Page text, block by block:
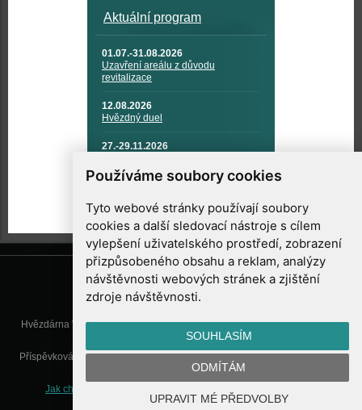
Používáme soubory cookies
Tyto webové stránky používají soubory
cookies a další sledovací nástroje s cílem
vylepšení uživatelského prostředí, zobrazení
přizpůsobeného obsahu a reklam, analýzy
návštěvnosti webových stránek a zjištění
zdroje návštěvnosti.
SOUHLASÍM
ODMÍTÁM
UPRAVIT MÉ PŘEDVOLBY
Aktuální program
01.07.-31.08.2026
Uzavření areálu z důvodu
revitalizace
12.08.2026
Hvězdný duel
27.-29.11.2026
TECHNIKA A KOSMICKÉ
TECHNOLOGIE
Hvězdárna Valašské Meziříčí, příspěvková organizace, Vsetínská 78, 757
01 Valašské Meziříčí
Příspěvková organizace Zlínského kraje. Telefon:571 611 928, Mobil:777
info@astrovm.cz
Jak chráníme Vaše osobní údaje
WebConsult.cz